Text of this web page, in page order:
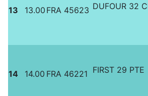
13 13.00 FRA 45623 DUFOUR 32
14 14.00 FRA 46221 FIRST 29 PTE